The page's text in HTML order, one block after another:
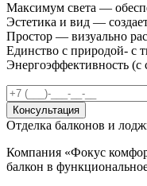
Максимум света —
Эстетика и вид —
Простор — визуально
Единство с природой- с
Энергоэффективность
Консультация
Отделка балконов и
Компания «Фокус
балкон в